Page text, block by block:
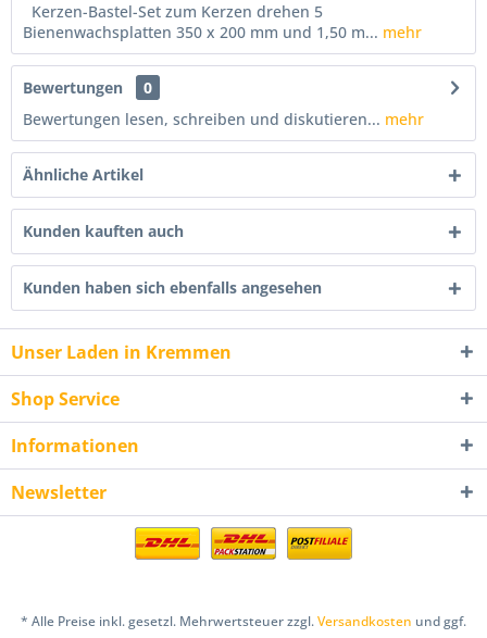
Kerzen-Bastel-Set zum Kerzen drehen 5
Bienenwachsplatten 350 x 200 mm und 1,50 m... mehr
Bewertungen
0
Bewertungen lesen, schreiben und diskutieren... mehr
Ähnliche Artikel
Kunden kauften auch
Kunden haben sich ebenfalls angesehen
Unser Laden in Kremmen
Shop Service
Informationen
Newsletter
* Alle Preise inkl. gesetzl. Mehrwertsteuer zzgl.Versandkosten und ggf.